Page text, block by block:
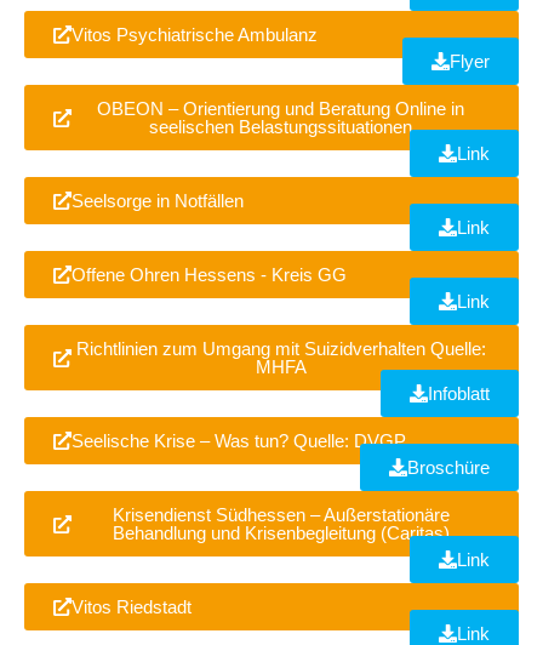
Vitos Psychiatrische Ambulanz
Flyer
OBEON – Orientierung und Beratung Online in
seelischen Belastungssituationen
Link
Seelsorge in Notfällen
Link
Offene Ohren Hessens - Kreis GG
Link
Richtlinien zum Umgang mit Suizidverhalten Quelle:
MHFA
Infoblatt
Seelische Krise – Was tun? Quelle: DVGP
Broschüre
Krisendienst Südhessen – Außerstationäre
Behandlung und Krisenbegleitung (Caritas)
Link
Vitos Riedstadt
Link